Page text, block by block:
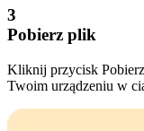
3
Pobierz plik
Kliknij przycisk
Twoim urządzeniu w